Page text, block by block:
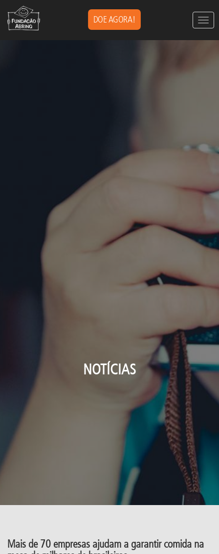
DOE AGORA!
NOTÍCIAS
Mais de 70 empresas ajudam a garantir comida na